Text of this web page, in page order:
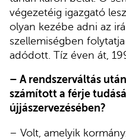
végezetéig igazgató
olyan kezébe adni az
szellemiségben
adódott. Tíz éven át,
– A rendszerváltás
számított a férje
újjászervezésében?
– Volt, amelyik